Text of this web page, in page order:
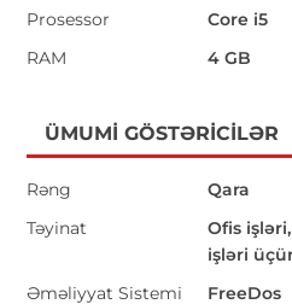
Prosessor
Core i5
RAM
4 GB
ÜMUMI GÖSTƏRICILƏR
Rəng
Qara
Təyinat
Ofis
işləri
Əməliyyat Sistemi
FreeDos